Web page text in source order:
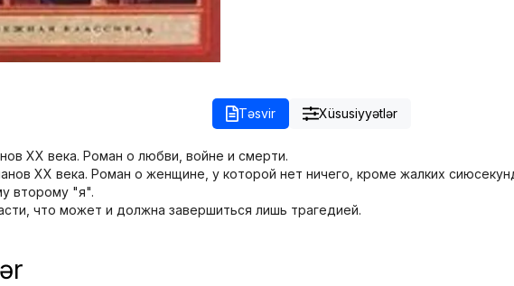
Təsvir Xüsusiyyətlər
XX века. Роман о любви, войне и смерти.
XX века. Роман о женщине, у которой нет ничего, кроме жалких
второму "я".
что может и должна завершиться лишь трагедией.